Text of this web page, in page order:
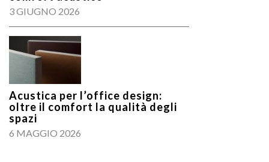
3 GIUGNO 2026
Acustica per l’office design:
oltre il comfort la qualità degli
spazi
6 MAGGIO 2026